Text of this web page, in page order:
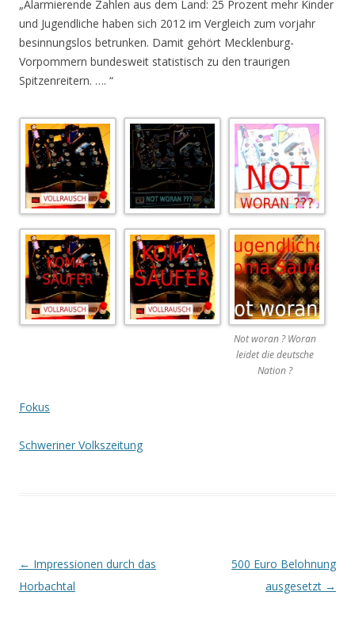
„Alarmierende Zahlen aus dem Land: 25 Prozent mehr Kinder
und Jugendliche haben sich 2012 im Vergleich zum vorjahr
besinnungslos betrunken. Damit gehört Mecklenburg-
Vorpommern bundesweit statistisch zu den traurigen
Spitzenreitern. …. “
Not woran ? Woran
leidet die deutsche
Nation ?
Fokus
Schweriner Volkszeitung
Beitrags-
Navigation
← Impressionen durch das
Horbachtal
500 Euro Belohnung
ausgesetzt →